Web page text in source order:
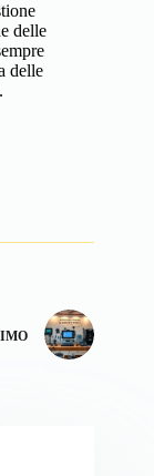
delle
delle